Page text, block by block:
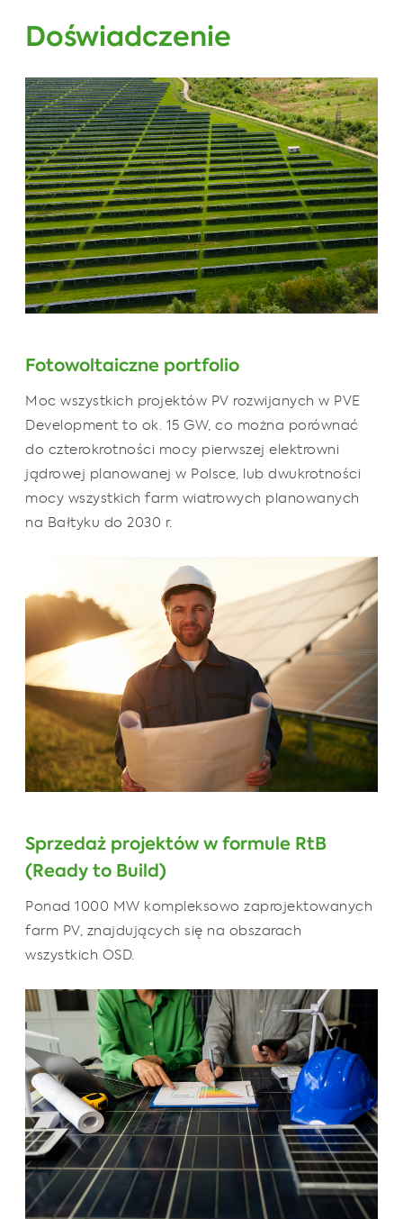
Doświadczenie
Fotowoltaiczne portfolio
Moc wszystkich projektów PV rozwijanych w PVE
Development to ok. 15 GW, co można porównać
do czterokrotności mocy pierwszej elektrowni
jądrowej planowanej w Polsce, lub dwukrotności
mocy wszystkich farm wiatrowych planowanych
na Bałtyku do 2030 r.
Sprzedaż projektów w formule RtB
(Ready to Build)
Ponad 1000 MW kompleksowo zaprojektowanych
farm PV, znajdujących się na obszarach
wszystkich OSD.